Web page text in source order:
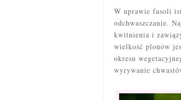
W uprawie fasoli
odchwaszczanie.
kwitnienia i
wielkość plonów
okresu
wyrywanie